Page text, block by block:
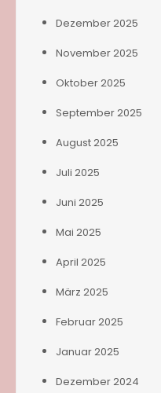
Dezember 2025
November 2025
Oktober 2025
September 2025
August 2025
Juli 2025
Juni 2025
Mai 2025
April 2025
März 2025
Februar 2025
Januar 2025
Dezember 2024